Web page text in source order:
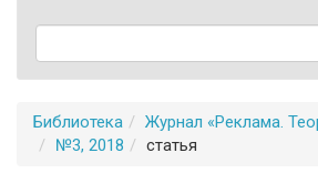
Библиотека
Журнал «Реклама.
№3, 2018
статья